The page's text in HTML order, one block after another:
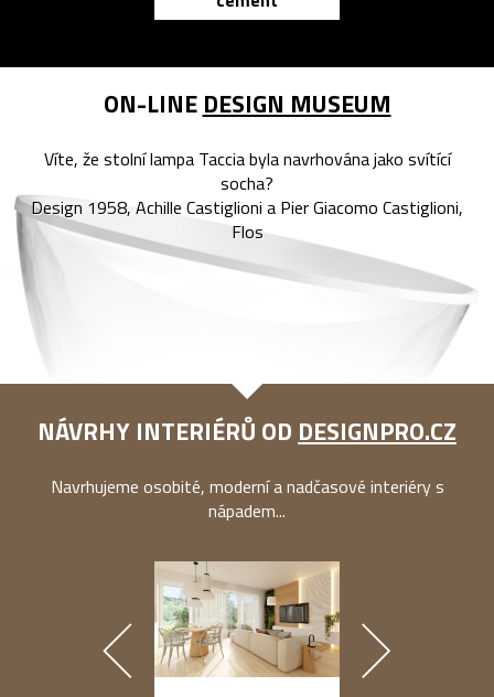
ON-LINE DESIGN MUSEUM
Víte, že stolní lampa Taccia byla navrhována jako svítící
socha?
Design 1958, Achille Castiglioni a Pier Giacomo Castiglioni,
Flos
NÁVRHY INTERIÉRŮ OD DESIGNPRO.CZ
Navrhujeme osobité, moderní a nadčasové interiéry s
nápadem...